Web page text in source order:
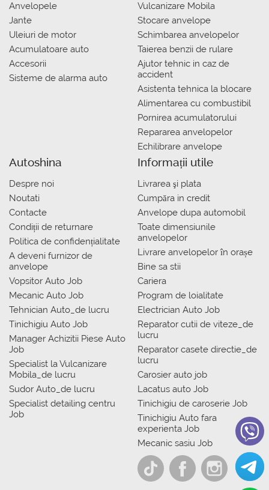
Anvelopele
Jante
Uleiuri de motor
Acumulatoare auto
Accesorii
Sisteme de alarma auto
Vulcanizare Mobila
Stocare anvelope
Schimbarea anvelopelor
Taierea benzii de rulare
Ajutor tehnic in caz de
accident
Asistenta tehnica la blocare
Alimentarea cu combustibil
Pornirea acumulatorului
Repararea anvelopelor
Echilibrare anvelope
Autoshina
Despre noi
Noutati
Contacte
Condiții de returnare
Politica de confidențialitate
A deveni furnizor de
anvelope
Vopsitor Auto Job
Mecanic Auto Job
Tehnician Auto_de lucru
Tinichigiu Auto Job
Manager Achizitii Piese Auto
Job
Specialist la Vulcanizare
Mobila_de lucru
Sudor Auto_de lucru
Specialist detailing centru
Job
Informații utile
Livrarea şi plata
Сumpăra in credit
Anvelope dupa automobil
Toate dimensiunile
anvelopelor
Livrare anvelopelor în orașe
Bine sa stii
Cariera
Program de loialitate
Electrician Auto Job
Reparator cutii de viteze_de
lucru
Reparator casete directie_de
lucru
Carosier auto job
Lacatus auto Job
Tinichigiu de caroserie Job
Tinichigiu Auto fara
experienta Job
Mecanic sasiu Job